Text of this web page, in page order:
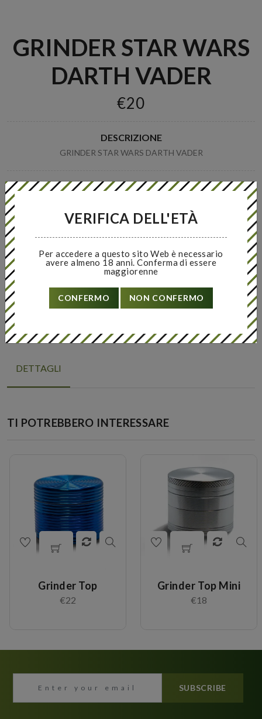
GRINDER STAR WARS
DARTH VADER
€20
DESCRIZIONE
GRINDER STAR WARS DARTH VADER
Categoria:Grinder
Quantità
ACQUISTA
DETTAGLI
TI POTREBBERO INTERESSARE
Grinder Top
€22
Grinder Top Mini
€18
SUBSCRIBE
VERIFICA DELL'ETÀ
Per accedere a questo sito Web è necessario
avere almeno 18 anni. Conferma di essere
maggiorenne
CONFERMO NON CONFERMO